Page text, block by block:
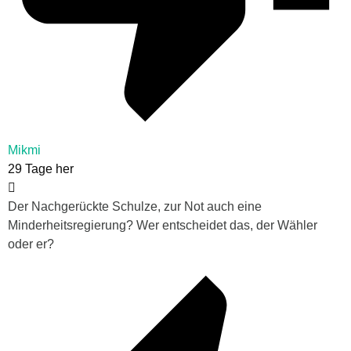
Mikmi
29 Tage her
Der Nachgerückte Schulze, zur Not auch eine
Minderheitsregierung? Wer entscheidet das, der Wähler
oder er?